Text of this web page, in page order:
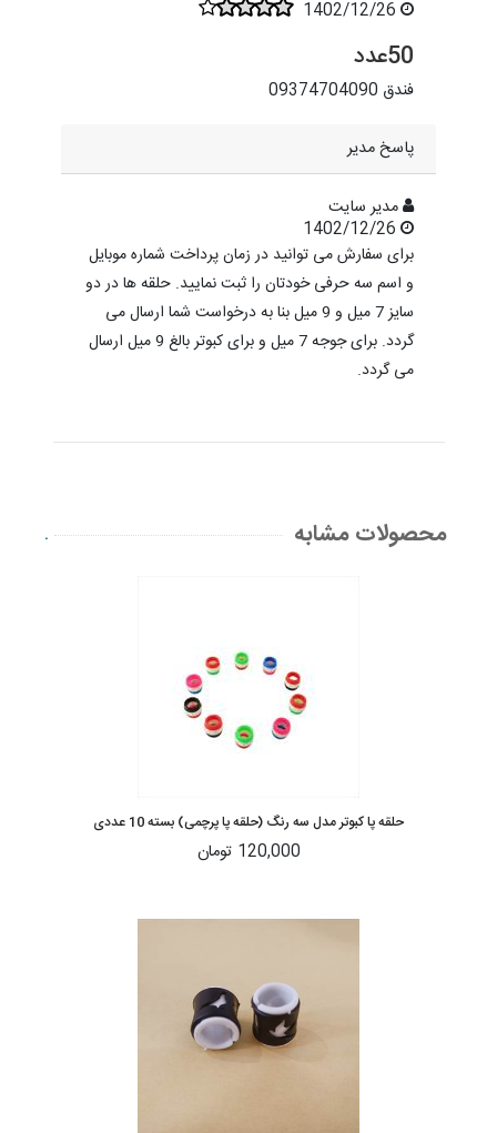
50عدد
فندق 09374704090
پاسخ مدیر
مدیر سایت
برای سفارش می توانید در زمان پرداخت شماره موبایل
و اسم سه حرفی خودتان را ثبت نمایید. حلقه ها در دو
سایز 7 میل و 9 میل بنا به درخواست شما ارسال می
گردد. برای جوجه 7 میل و برای کبوتر بالغ 9 میل ارسال
می گردد.
محصولات مشابه .
حلقه پا کبوتر مدل سه رنگ (حلقه پا پرچمی) بسته 10 عددی
120,000 تومان